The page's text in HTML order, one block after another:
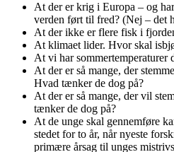
At der er krig i Europa – og
verden ført til fred? (Nej – det
At der ikke er flere fisk i
At klimaet lider. Hvor skal
At vi har sommertemperaturer
At der er så mange, der
Hvad tænker de dog på?
At der er så mange, der vil
tænker de dog på?
At de unge skal gennemføre
stedet for to år, når nyeste
primære årsag til unges